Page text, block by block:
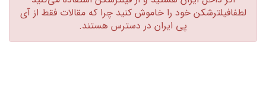
لطفافیلترشکن خود را خاموش کنید چرا که مقالات فقط از آی
پی ایران در دسترس هستند.‏